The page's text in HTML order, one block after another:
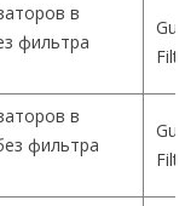
в
фильтра
в
фильтра